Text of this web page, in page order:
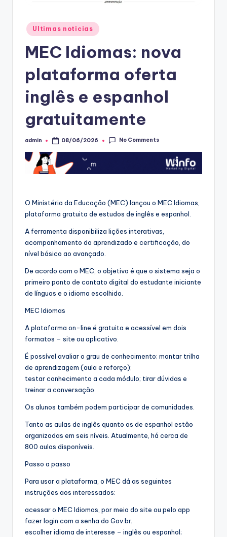
Posted
in
Ultimas noticias
MEC Idiomas: nova
plataforma oferta
inglês e espanhol
gratuitamente
Posted
admin 08/06/2026 No Comments
O Ministério da Educação (MEC) lançou o MEC Idiomas,
plataforma gratuita de estudos de inglês e espanhol.
A ferramenta disponibiliza lições interativas,
acompanhamento do aprendizado e certificação, do
nível básico ao avançado.
De acordo com o MEC, o objetivo é que o sistema seja o
primeiro ponto de contato digital do estudante iniciante
de línguas e o idioma escolhido.
MEC Idiomas
A plataforma on-line é gratuita e acessível em dois
formatos – site ou aplicativo.
É possível avaliar o grau de conhecimento; montar trilha
de aprendizagem (aula e reforço);
testar conhecimento a cada módulo; tirar dúvidas e
treinar a conversação.
Os alunos também podem participar de comunidades.
Tanto as aulas de inglês quanto as de espanhol estão
organizadas em seis níveis. Atualmente, há cerca de
800 aulas disponíveis.
Passo a passo
Para usar a plataforma, o MEC dá as seguintes
instruções aos interessados:
acessar o MEC Idiomas, por meio do site ou pelo app
fazer login com a senha do Gov.br;
escolher idioma de interesse – inglês ou espanhol;